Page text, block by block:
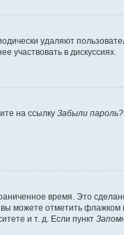
удаляют
участвовать в дискуссиях.
на ссылку Забыли пароль?
время. Это
можете отметить флажком
и т. д. Если пункт